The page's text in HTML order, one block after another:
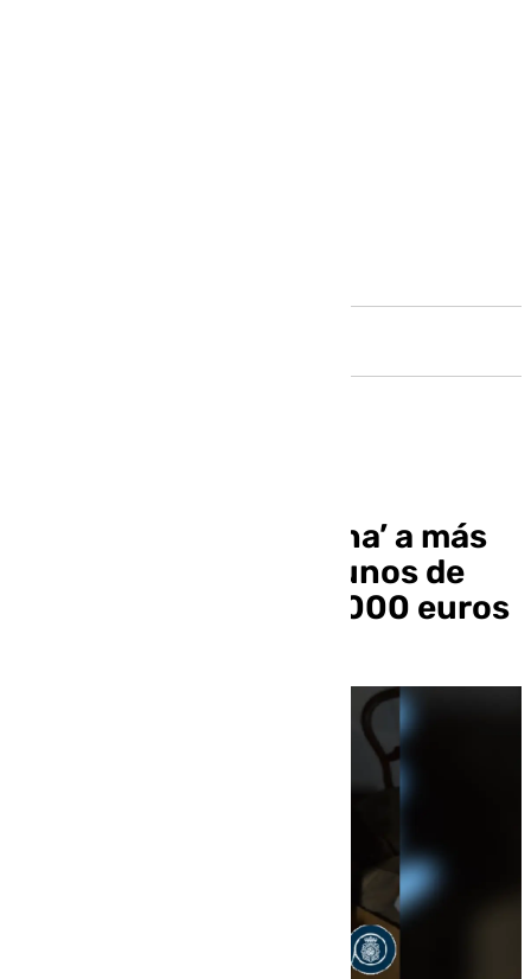
Una mujer ‘sextorsiona’ a más
de 300 hombres, algunos de
Málaga, e ingresa 16.000 euros